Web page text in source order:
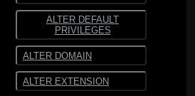
ORC
SequenceFile
Многострочный
ORC
SequenceFile
Многострочный
текст
ALTER DEFAULT
PRIVILEGES
ALTER DOMAIN
ALTER EXTENSION